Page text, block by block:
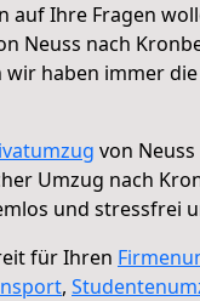
auf Ihre Fragen
Neuss nach
wir haben immer
von
Umzug nach
und stressfrei
für Ihren
,